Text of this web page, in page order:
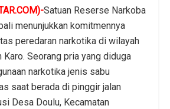
Satuan Reserse Narkoba
menunjukkan komitmennya
peredaran narkotika di wilayah
Karo. Seorang pria yang diduga
narkotika jenis sabu
saat berada di pinggir jalan
Desa Doulu, Kecamatan